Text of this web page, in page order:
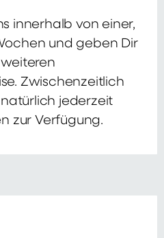
innerhalb von einer,
und geben Dir
Zwischenzeitlich
jederzeit
zur Verfügung.